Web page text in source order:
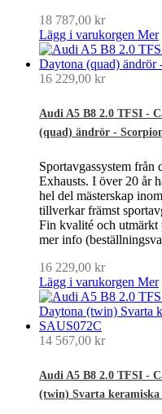
18 787,00 kr
Lägg i varukorgen Mer
16 229,00 kr
Audi A5 B8 2.0 TFSI -
(quad) ändrör -
Sportavgassystem
Exhausts. I över 20 år
hel del mästerskap
tillverkar främst
Fin kvalité och utmärkt
mer info
16 229,00 kr
Lägg i varukorgen Mer
14 567,00 kr
Audi A5 B8 2.0 TFSI -
(twin) Svarta